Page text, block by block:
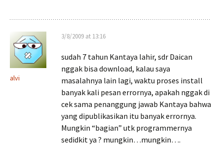
alvi
3/8/2009 at 13:16
sudah 7 tahun Kantaya lahir, sdr Daican
nggak bisa download, kalau saya
masalahnya lain lagi, waktu proses install
banyak kali pesan errornya, apakah nggak di
cek sama penanggung jawab Kantaya bahwa
yang dipublikasikan itu banyak errornya.
Mungkin “bagian” utk programmernya
sedidkit ya ? mungkin…mungkin….